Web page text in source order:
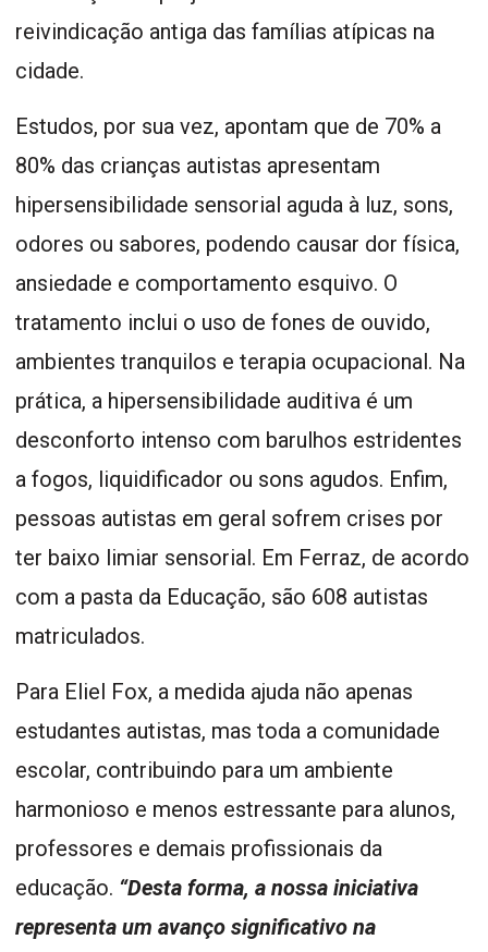
reivindicação antiga das famílias atípicas na
cidade.
Estudos, por sua vez, apontam que de 70% a
80% das crianças autistas apresentam
hipersensibilidade sensorial aguda à luz, sons,
odores ou sabores, podendo causar dor física,
ansiedade e comportamento esquivo. O
tratamento inclui o uso de fones de ouvido,
ambientes tranquilos e terapia ocupacional. Na
prática, a hipersensibilidade auditiva é um
desconforto intenso com barulhos estridentes
a fogos, liquidificador ou sons agudos. Enfim,
pessoas autistas em geral sofrem crises por
ter baixo limiar sensorial. Em Ferraz, de acordo
com a pasta da Educação, são 608 autistas
matriculados.
Para Eliel Fox, a medida ajuda não apenas
estudantes autistas, mas toda a comunidade
escolar, contribuindo para um ambiente
harmonioso e menos estressante para alunos,
professores e demais profissionais da
educação. “Desta forma, a nossa iniciativa
representa um avanço significativo na